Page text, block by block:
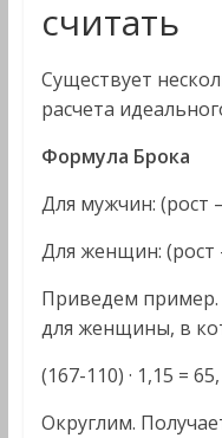
считать
Существует
расчета
Формула Брока
Для мужчин: (рост –
Для женщин: (рост
Приведем пример.
для женщины, в
(167-110) · 1,15 =
Округлим.